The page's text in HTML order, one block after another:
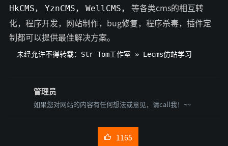
HkCMS，
YznCMS， WellCMS，
等各类cms的相互转
化，程序开发，网站制作，bug修复，程序杀毒，插件定
制都可以提供最佳解决方案。
未经允许不得转载： Str Tom工作室 » Lecms仿站学习
管理员
如果您对网站的内容有任何想法或意见，请call我！~~
 1165